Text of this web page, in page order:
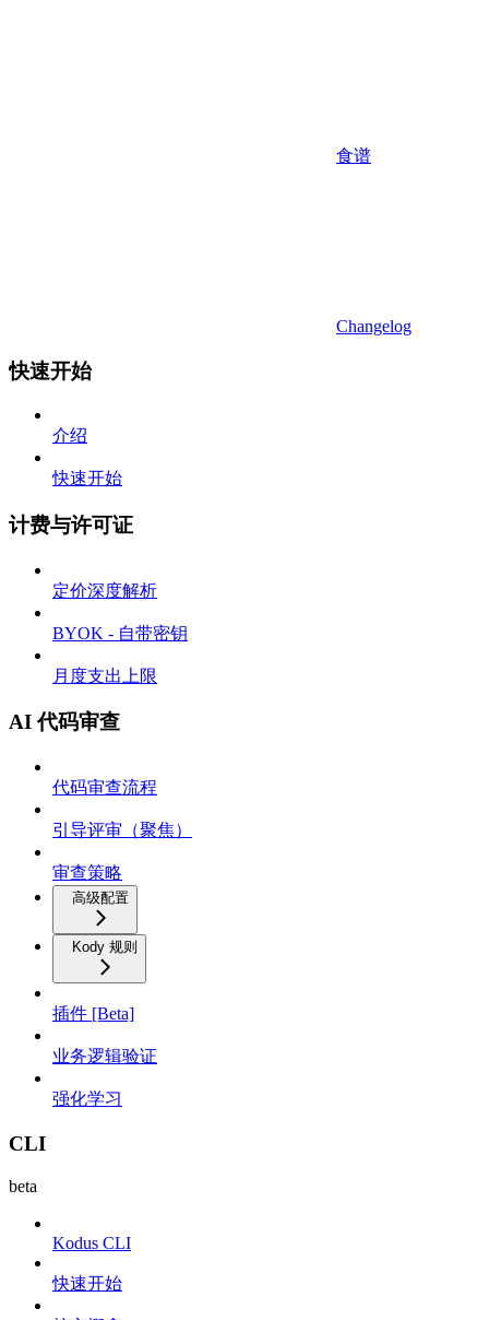
食谱
Changelog
快速开始
介绍
快速开始
计费与许可证
定价深度解析
BYOK - 自带密钥
月度支出上限
AI 代码审查
代码审查流程
引导评审（聚焦）
审查策略
高级配置
Kody 规则
插件 [Beta]
业务逻辑验证
强化学习
CLI
beta
Kodus CLI
快速开始